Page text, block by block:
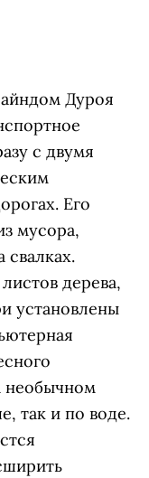
Дуроя
с двумя
Его
мусора,
дерева,
установлены
необычном
так и по воде.